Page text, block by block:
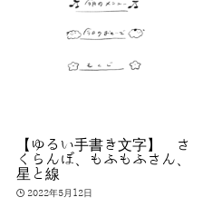
【ゆるい手書き文字】 さ
くらんぼ、もふもふさん、
星と線
2022年5月12日